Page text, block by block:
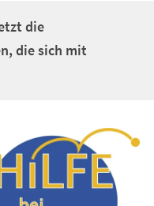
die
die sich mit